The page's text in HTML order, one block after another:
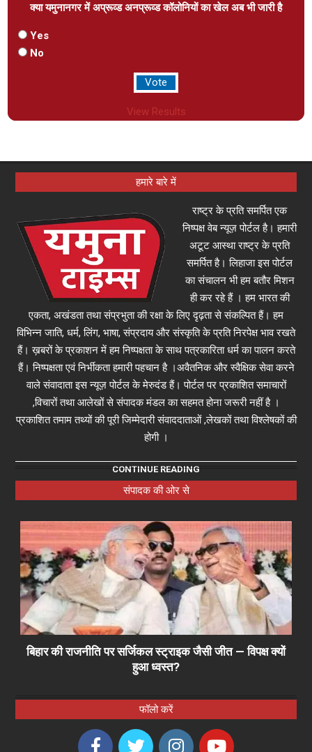
क्या यमुनानगर में अप्रूव्ड अनप्रूव्ड कॉलोनियों का खेल अब भी जारी है
Yes
No
View Results
हमारे बारे में
राष्ट्र के प्रति समर्पित एक
निष्पक्ष वेब न्यूज़ पोर्टल है। हमारी
अटूट आस्था राष्ट्र के प्रति
समर्पित है। लिहाजा इस पोर्टल
का संचालन भी हम बतौर मिशन
ही कर रहे हैं । हम भारत की
एकता, अखंडता तथा संप्रभुता की रक्षा के लिए दृढ़ता से संकल्पित हैं। हम
विभिन्न जाति, धर्म, लिंग, भाषा, संप्रदाय और संस्कृति के प्रति निरपेक्ष भाव रखते
हैं। ख़बरों के प्रकाशन में हम निष्पक्षता के साथ पत्रकारिता धर्म का पालन करते
हैं। निष्पक्षता एवं निर्भीकता हमारी पहचान है ।अवैतनिक और स्वैक्षिक सेवा करने
वाले संवादाता इस न्यूज़ पोर्टल के मेरुदंड हैं। पोर्टल पर प्रकाशित समाचारों
,विचारों तथा आलेखों से संपादक मंडल का सहमत होना जरूरी नहीं है ।
प्रकाशित तमाम तथ्यों की पूरी जिम्मेदारी संवाददाताओं ,लेखकों तथा विश्लेषकों की
होगी ।
CONTINUE READING
संपादक की ओर से
बिहार की राजनीति पर सर्जिकल स्ट्राइक जैसी जीत — विपक्ष क्यों
हुआ ध्वस्त?
फॉलो करें